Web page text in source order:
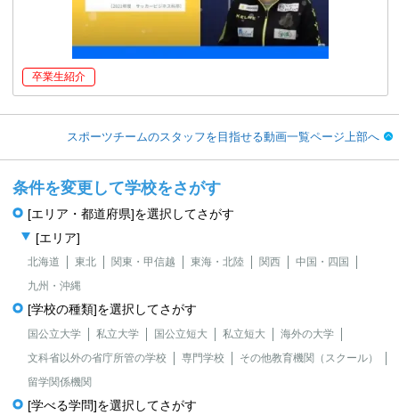
卒業生紹介
スポーツチームのスタッフを目指せる動画一覧ページ上部へ
条件を変更して学校をさがす
[エリア・都道府県]を選択してさがす
[エリア]
北海道 東北 関東・甲信越 東海・北陸 関西
中国・四国
九州・沖縄
[学校の種類]を選択してさがす
国公立大学 私立大学 国公立短大 私立短大
海外の大学
文科省以外の省庁所管の学校
専門学校
その他教育機関（スクール）
留学関係機関
[学べる学問]を選択してさがす